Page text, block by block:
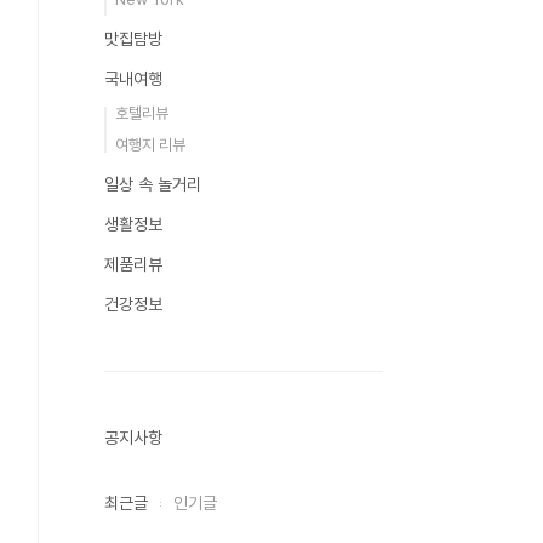
맛집탐방
국내여행
호텔리뷰
여행지 리뷰
일상 속 놀거리
생활정보
제품리뷰
건강정보
공지사항
최근글 인기글